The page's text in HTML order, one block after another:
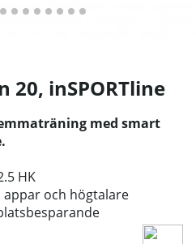
20, inSPORTline
med smart
HK
och högtalare